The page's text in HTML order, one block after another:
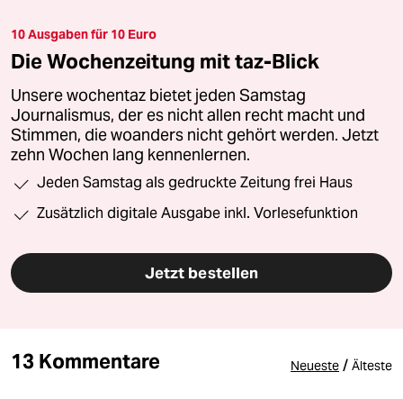
10 Ausgaben für 10 Euro
Die Wochenzeitung mit taz-Blick
Unsere wochentaz bietet jeden Samstag
Journalismus, der es nicht allen recht macht und
Stimmen, die woanders nicht gehört werden. Jetzt
zehn Wochen lang kennenlernen.
Jeden Samstag als gedruckte Zeitung frei Haus
Zusätzlich digitale Ausgabe inkl. Vorlesefunktion
Jetzt bestellen
13 Kommentare Neueste / Älteste